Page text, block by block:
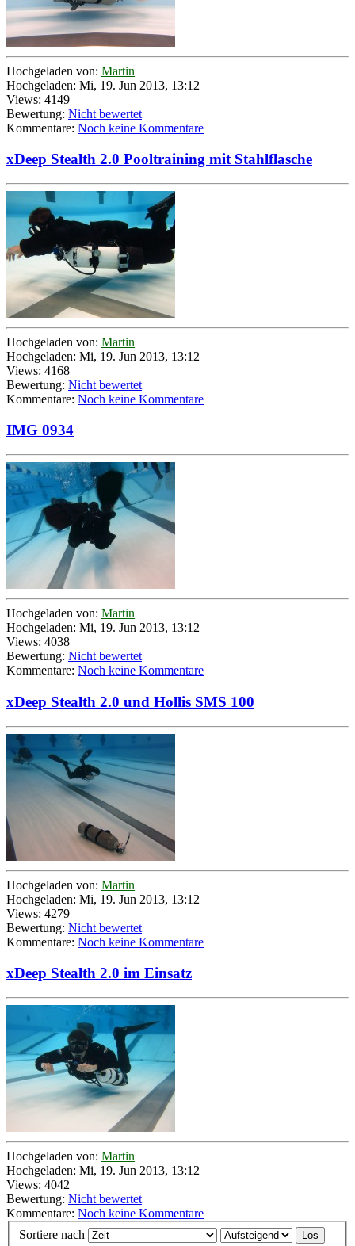
Hochgeladen von: Martin
Hochgeladen: Mi, 19. Jun 2013, 13:12
Views: 4149
Bewertung: Nicht bewertet
Kommentare: Noch keine Kommentare
xDeep Stealth 2.0 Pooltraining mit Stahlflasche
Hochgeladen von: Martin
Hochgeladen: Mi, 19. Jun 2013, 13:12
Views: 4168
Bewertung: Nicht bewertet
Kommentare: Noch keine Kommentare
IMG 0934
Hochgeladen von: Martin
Hochgeladen: Mi, 19. Jun 2013, 13:12
Views: 4038
Bewertung: Nicht bewertet
Kommentare: Noch keine Kommentare
xDeep Stealth 2.0 und Hollis SMS 100
Hochgeladen von: Martin
Hochgeladen: Mi, 19. Jun 2013, 13:12
Views: 4279
Bewertung: Nicht bewertet
Kommentare: Noch keine Kommentare
xDeep Stealth 2.0 im Einsatz
Hochgeladen von: Martin
Hochgeladen: Mi, 19. Jun 2013, 13:12
Views: 4042
Bewertung: Nicht bewertet
Kommentare: Noch keine Kommentare
Sortiere nach